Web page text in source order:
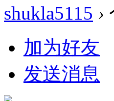
shukla5115 ›
加为好友
发送消息